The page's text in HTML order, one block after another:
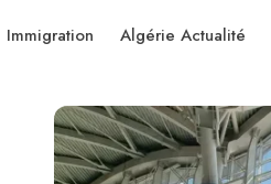
Immigration Algérie Actualité